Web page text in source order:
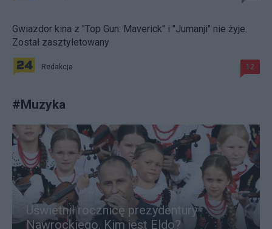
Gwiazdor kina z "Top Gun: Maverick" i "Jumanji" nie żyje.
Został zasztyletowany
Redakcja 12
#Muzyka
Uświetnił rocznicę prezydentury
Nawrockiego. Kim jest Eldo?